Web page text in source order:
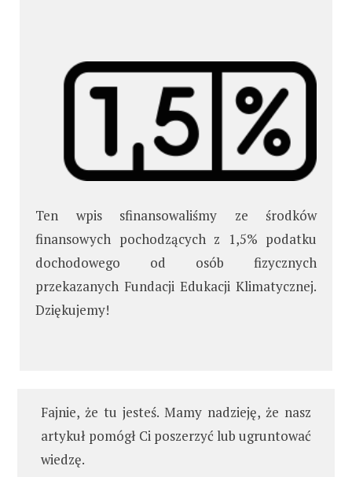
Ten wpis sfinansowaliśmy ze środków
finansowych pochodzących z 1,5% podatku
dochodowego od osób fizycznych
przekazanych Fundacji Edukacji Klimatycznej.
Dziękujemy!
Fajnie, że tu jesteś. Mamy nadzieję, że nasz
artykuł pomógł Ci poszerzyć lub ugruntować
wiedzę.